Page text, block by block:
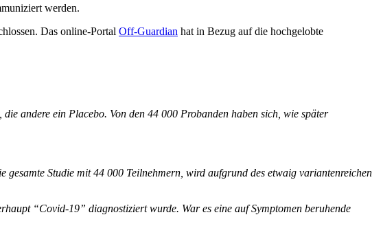
werden.
Das online-Portal Off-Guardian hat in Bezug auf die hochgelobte
andere ein Placebo. Von den 44 000 Probanden haben sich, wie später
Studie mit 44 000 Teilnehmern, wird aufgrund des etwaig variantenreichen
“Covid-19” diagnostiziert wurde. War es eine auf Symptomen beruhende